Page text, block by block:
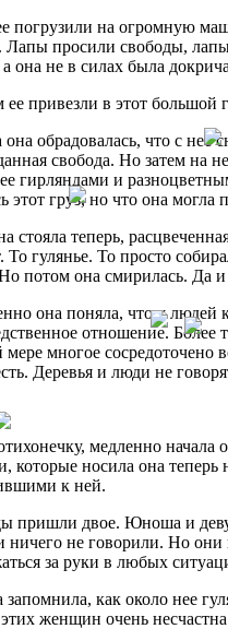
погрузили на огромную
Лапы просили свободы,
она не в силах была
привезли в этот большой
она обрадовалась, что с нее
свобода. Но затем на
гирляндами и
этот груз, но что она
стояла теперь,
То гулянье. То просто
потом она смирилась. Да
она поняла, что у людей
отношение. Более
мере многое сосредоточено
Деревья и люди не
медленно начала
которые носила она теперь
к ней.
пришли двое. Юноша и
ничего не говорили. Но
за руки в любых
как около нее
женщин очень